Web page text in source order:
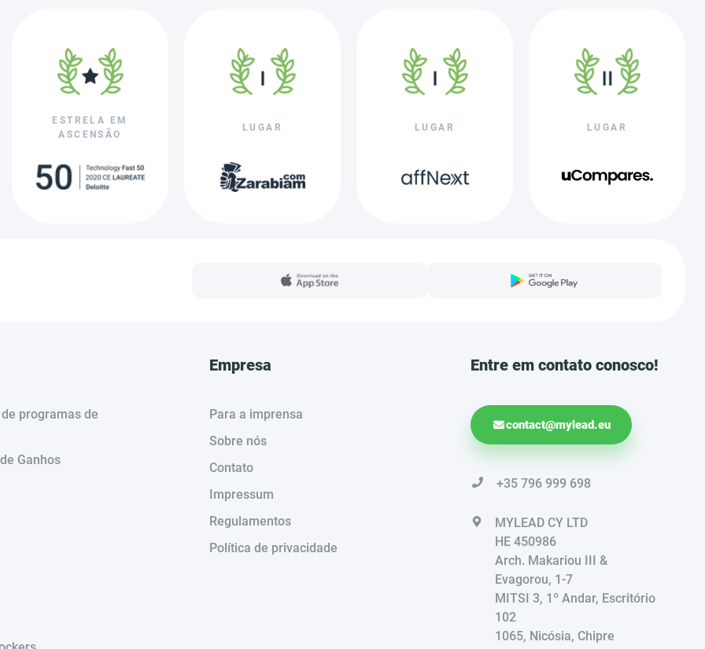
ESTRELA EM
ASCENSÃO
LUGAR LUGAR LUGAR
programas de
Ganhos
Empresa
Para a imprensa
Sobre nós
Contato
Impressum
Regulamentos
Política de privacidade
Entre em contato conosco!
contact@mylead.eu
+35 796 999 698
MYLEAD CY LTD
HE 450986
Arch. Makariou III &
Evagorou, 1-7
MITSI 3, 1º Andar, Escritório
102
1065, Nicósia, Chipre